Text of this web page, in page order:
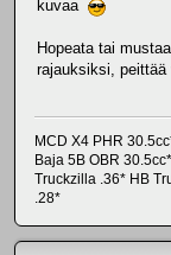
kuvaa
Hopeata tai
rajauksiksi,
MCD X4 PHR
Baja 5B OBR
Truckzilla .36* HB
.28*